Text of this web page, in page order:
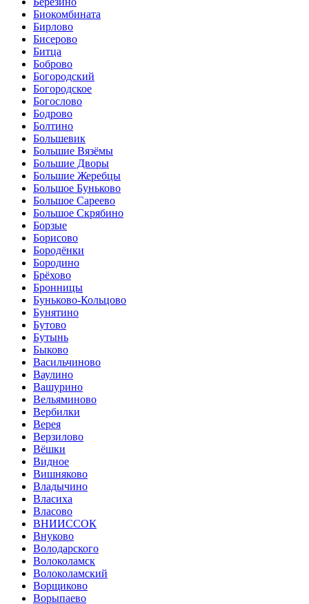
Биокомбината
Бирлово
Бисерово
Битца
Боброво
Богородский
Богородское
Богослово
Бодрово
Болтино
Большевик
Большие Вязёмы
Большие Дворы
Большие Жеребцы
Большое Буньково
Большое Сареево
Большое Скрябино
Борзые
Борисово
Бородёнки
Бородино
Брёхово
Бронницы
Буньково-Кольцово
Бунятино
Бутово
Бутынь
Быково
Васильчиново
Ваулино
Вашурино
Вельяминово
Вербилки
Верея
Верзилово
Вёшки
Видное
Вишняково
Владычино
Власиха
Власово
ВНИИССОК
Внуково
Володарского
Волоколамск
Волоколамский
Ворщиково
Ворыпаево